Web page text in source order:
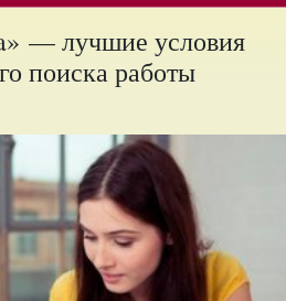
— лучшие условия
поиска работы